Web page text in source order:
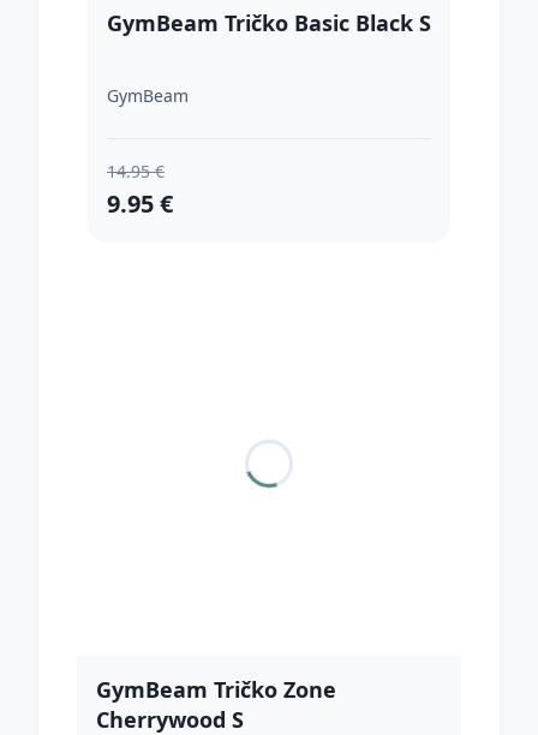
GymBeam Tričko Basic Black S
GymBeam
14.95 €
9.95 €
GymBeam Tričko Zone
Cherrywood S